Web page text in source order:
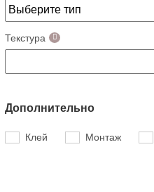
Текстура
Дополнительно
Клей Монтаж